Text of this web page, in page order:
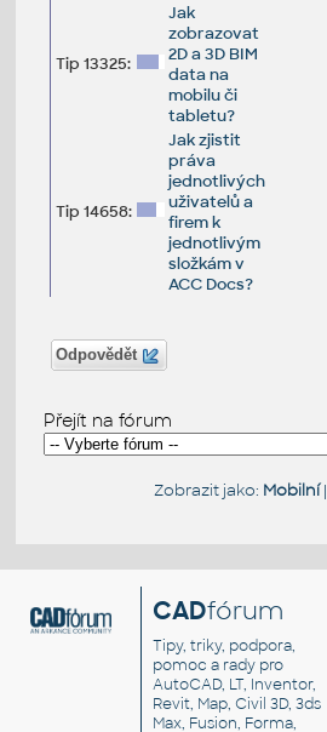
Tip 13325:
Jak
zobrazovat
2D a 3D BIM
data na
mobilu či
tabletu?
Tip 14658:
Jak zjistit
práva
jednotlivých
uživatelů a
firem k
jednotlivým
složkám v
ACC Docs?
Odpovědět
Přejít na fórum
Zobrazit jako: Mobilní|
CADfórum
Tipy, triky, podpora,
pomoc a rady pro
AutoCAD, LT, Inventor,
Revit, Map, Civil 3D, 3ds
Max, Fusion, Forma,